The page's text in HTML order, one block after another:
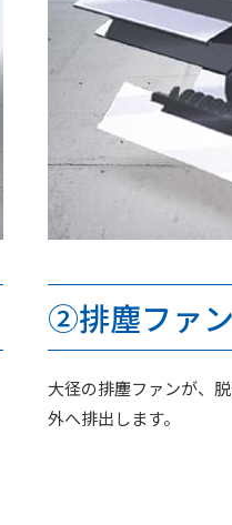
➁排塵ファン
大径の排塵ファンが、
外へ排出します。